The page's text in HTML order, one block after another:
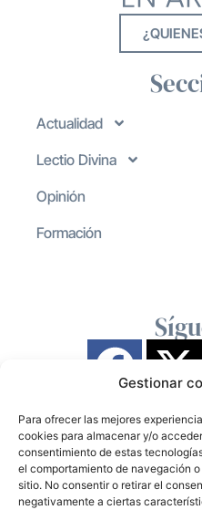
Gestionar
Para ofrecer las mejores
cookies para almacenar y/o
consentimiento de estas
el comportamiento de navegación
sitio. No consentir o retirar el
negativamente a ciertas
Actualidad
Lectio Divina
Opinión
Formación